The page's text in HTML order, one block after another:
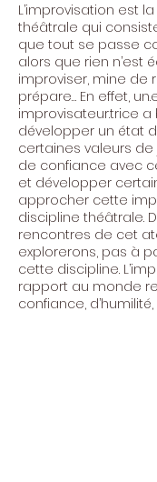
L’improvisation est
théâtrale qui
que tout se passe
alors que rien n’est
improviser, mine de
prépare… En effet,
improvisateur.trice
développer un état
certaines valeurs de
de confiance avec
et développer
approcher cette
discipline théâtrale.
rencontres de cet
explorerons, pas à
cette discipline.
rapport au monde
confiance,